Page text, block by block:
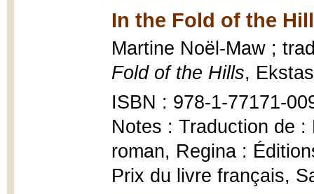
In the Fold of the
Martine Noël-Maw ;
Fold of the Hills,
ISBN : 978-1-77171-
Notes : Traduction de
roman, Regina :
Prix du livre français,